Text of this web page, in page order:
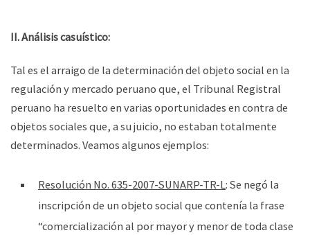
II. Análisis casuístico:
Tal es el arraigo de la determinación del objeto social en la
regulación y mercado peruano que, el Tribunal Registral
peruano ha resuelto en varias oportunidades en contra de
objetos sociales que, a su juicio, no estaban totalmente
determinados. Veamos algunos ejemplos:
Resolución No. 635-2007-SUNARP-TR-L: Se negó la
inscripción de un objeto social que contenía la frase
“comercialización al por mayor y menor de toda clase